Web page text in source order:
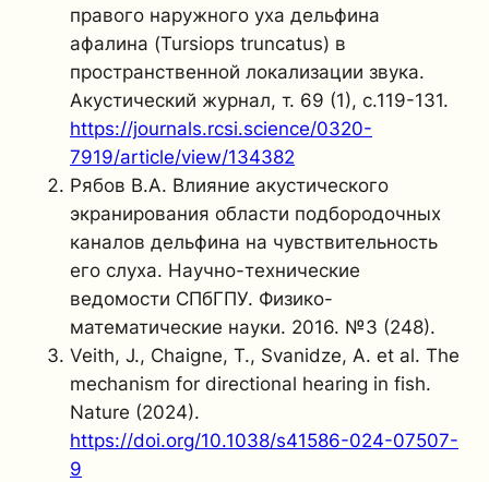
правого наружного уха дельфина
афалина (Tursiops truncatus) в
пространственной локализации звука.
Акустический журнал, т. 69 (1), с.119-131.
https://journals.rcsi.science/0320-
7919/article/view/134382
Рябов В.А. Влияние акустического
экранирования области подбородочных
каналов дельфина на чувствительность
его слуха. Научно-технические
ведомости СПбГПУ. Физико-
математические науки. 2016. №3 (248).
Veith, J., Chaigne, T., Svanidze, A. et al. The
mechanism for directional hearing in fish.
Nature (2024).
https://doi.org/10.1038/s41586-024-07507-
9